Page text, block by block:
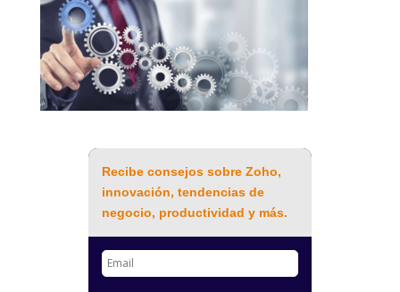
Recibe consejos sobre Zoho,
innovación, tendencias de
negocio, productividad y más.